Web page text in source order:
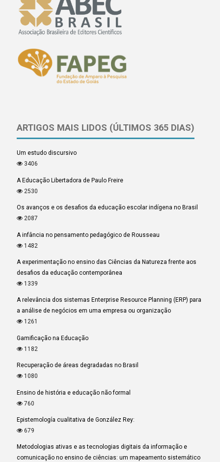
ARTIGOS MAIS LIDOS (ÚLTIMOS 365 DIAS)
Um estudo discursivo
3406
A Educação Libertadora de Paulo Freire
2530
Os avanços e os desafios da educação escolar indígena no Brasil
2087
A infância no pensamento pedagógico de Rousseau
1482
A experimentação no ensino das Ciências da Natureza frente aos
desafios da educação contemporânea
1339
A relevância dos sistemas Enterprise Resource Planning (ERP) para
a análise de negócios em uma empresa ou organização
1261
Gamificação na Educação
1182
Recuperação de áreas degradadas no Brasil
1080
Ensino de história e educação não formal
760
Epistemología cualitativa de González Rey:
679
Metodologias ativas e as tecnologias digitais da informação e
comunicação no ensino de ciências: um mapeamento sistemático